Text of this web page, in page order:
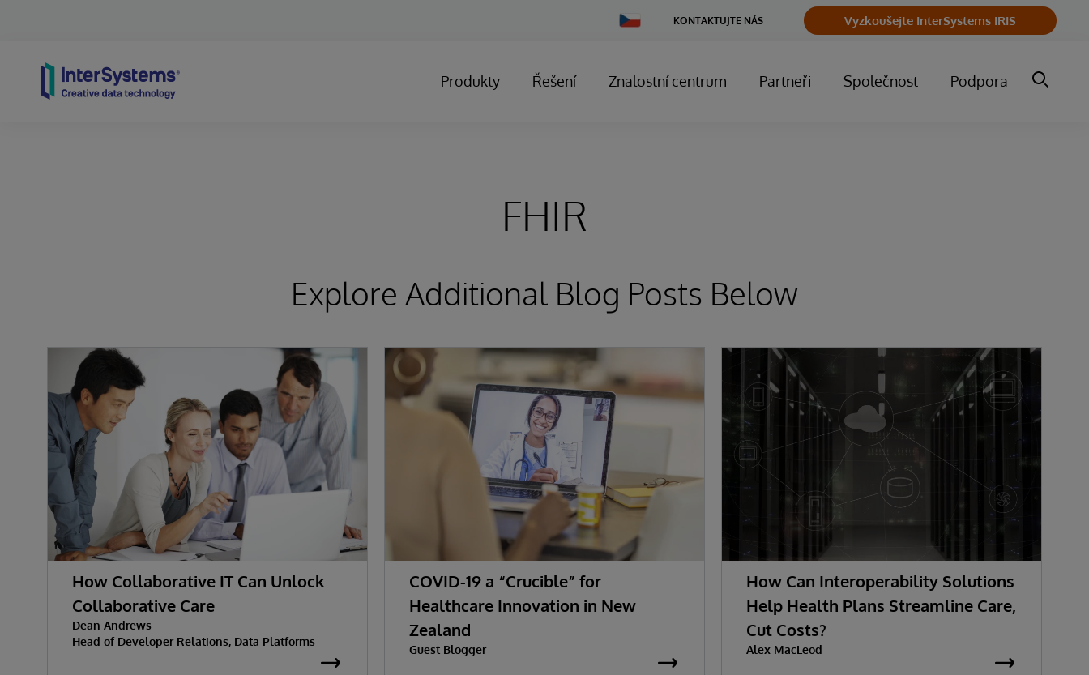
Change
Country
KONTAKTUJTE NÁS Vyzkoušejte InterSystems IRIS
Produkty Řešení Znalostní centrum Partneři Společnost Podpora
FHIR
Explore Additional Blog Posts Below
How Collaborative IT Can Unlock
Collaborative Care
Dean Andrews
Head of Developer Relations, Data Platforms
COVID-19 a “Crucible” for
Healthcare Innovation in New
Zealand
Guest Blogger
How Can Interoperability Solutions
Help Health Plans Streamline Care,
Cut Costs?
Alex MacLeod